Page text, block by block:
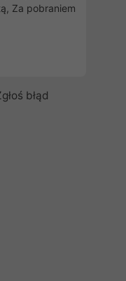
Za pobraniem
błąd